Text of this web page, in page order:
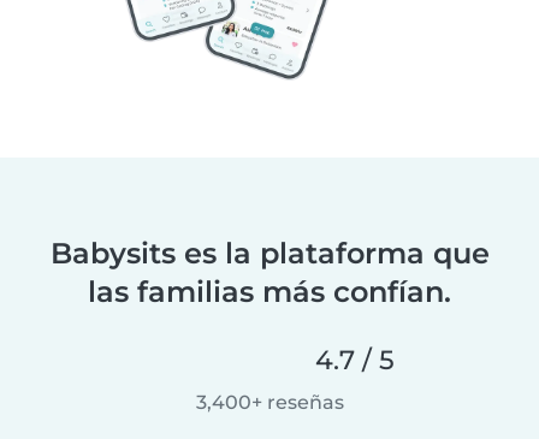
Babysits es la plataforma que
las familias más confían.
4.7 / 5
3,400+ reseñas